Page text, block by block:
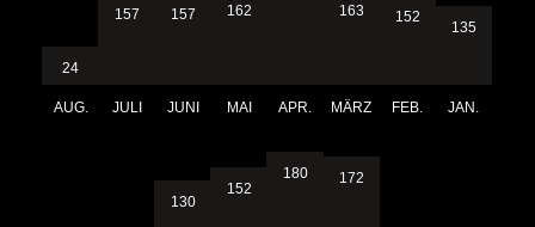
24
AUG.
157
JULI
157
JUNI
162
MAI APR.
163
MÄRZ
152
FEB.
135
JAN.
130
152
180 172